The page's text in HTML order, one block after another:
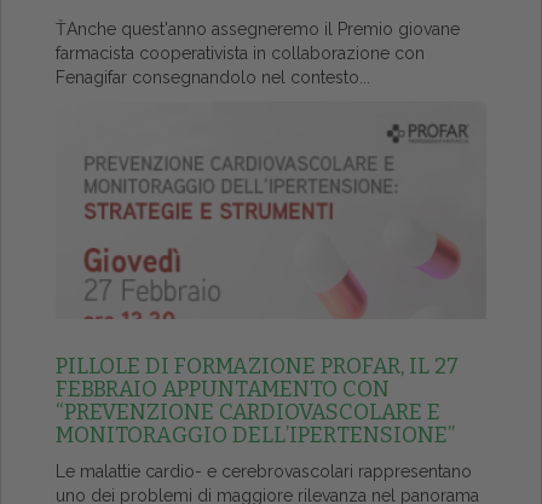
ŤAnche quest'anno assegneremo il Premio giovane
farmacista cooperativista in collaborazione con
Fenagifar consegnandolo nel contesto...
PILLOLE DI FORMAZIONE PROFAR, IL 27
FEBBRAIO APPUNTAMENTO CON
“PREVENZIONE CARDIOVASCOLARE E
MONITORAGGIO DELL’IPERTENSIONE”
Le malattie cardio- e cerebrovascolari rappresentano
uno dei problemi di maggiore rilevanza nel panorama